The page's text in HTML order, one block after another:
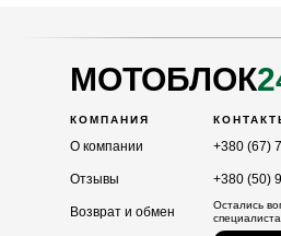
О компании
Возврат и обмен
КОМПАНИЯ
+380 (67)
МОТОБЛОК
Отзывы +380 (50)
Остались